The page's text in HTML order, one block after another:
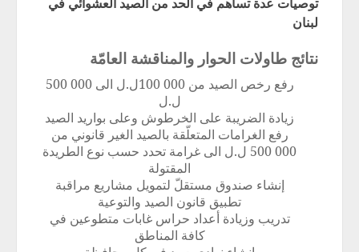
لبنان
نتائج طاولات الحوار والمناقشة العامّة
رفع رخص الصيد من 100 000ل.ل الى500 000
ل.ل
زيادة الضريبة على الخرطوش وعلى بواريد الصيد
رفع الغرامات المتعلّقة بالصيد الغير قانوني من
500 000 ل.ل الى غرامة تحدد حسب نوع الطريدة
المقتولة
إنشاء صندوق مستقلّ لتمويل مشاريع مراقبة
تطبيق قانون الصيد والتوعية
تدريب وزيادة أعداد حراس غابات متطوعين في
كافة المناطق